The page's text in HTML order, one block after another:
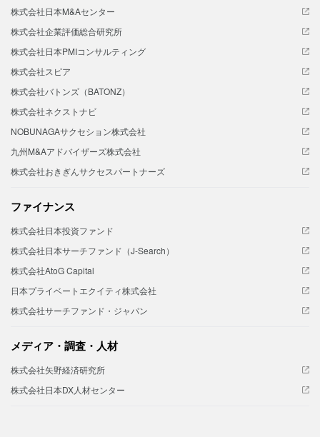
株式会社日本M&Aセンター
株式会社企業評価総合研究所
株式会社日本PMIコンサルティング
株式会社スピア
株式会社バトンズ（BATONZ）
株式会社ネクストナビ
NOBUNAGAサクセション株式会社
九州M&Aアドバイザーズ株式会社
株式会社おきぎんサクセスパートナーズ
ファイナンス
株式会社日本投資ファンド
株式会社日本サーチファンド（J-Search）
株式会社AtoG Capital
日本プライベートエクイティ株式会社
株式会社サーチファンド・ジャパン
メディア・調査・人材
株式会社矢野経済研究所
株式会社日本DX人材センター